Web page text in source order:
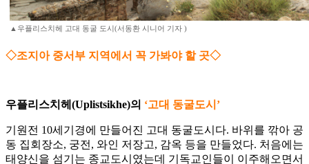
▲우플리스치헤 고대 동굴 도시(서동환 시니어 기자 )
◇조지아 중서부 지역에서 꼭 가봐야 할 곳◇
우플리스치헤(Uplistsikhe)의 ‘고대 동굴도시’
기원전 10세기경에 만들어진 고대 동굴도시다. 바위를 깎아 공
동 집회장소, 궁전, 와인 저장고, 감옥 등을 만들었다. 처음에는
태양신을 섬기는 종교도시였는데 기독교인들이 이주해오면서